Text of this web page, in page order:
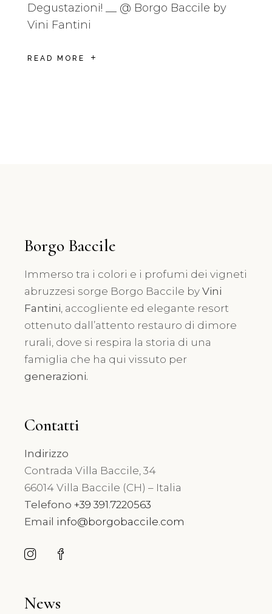
Degustazioni! __ @ Borgo Baccile by
Vini Fantini
READ MORE
Borgo Baccile
Immerso tra i colori e i profumi dei vigneti
abruzzesi sorge Borgo Baccile by Vini
Fantini , accogliente ed elegante resort
ottenuto dall’attento restauro di dimore
rurali, dove si respira la storia di una
famiglia che ha qui vissuto per
generazioni.
Contatti
Indirizzo
Contrada Villa Baccile, 34
66014 Villa Baccile (CH) – Italia
Telefono +39 391.7220563
Email info@borgobaccile.com
News